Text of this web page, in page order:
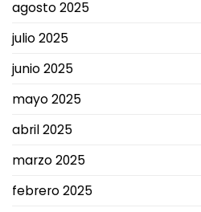
agosto 2025
julio 2025
junio 2025
mayo 2025
abril 2025
marzo 2025
febrero 2025